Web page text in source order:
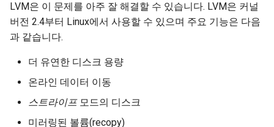
LVM은 이 문제를 아주 잘 해결할 수 있습니다. LVM은 커널
버전 2.4부터 Linux에서 사용할 수 있으며 주요 기능은 다음
과 같습니다.
더 유연한 디스크 용량
온라인 데이터 이동
스트라이프모드의 디스크
미러링된 볼륨(recopy)